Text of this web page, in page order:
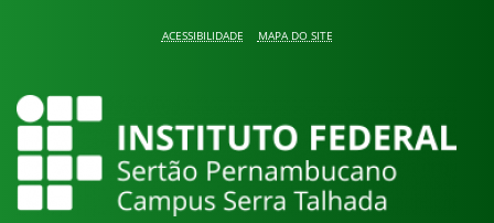
ACESSIBILIDADE MAPA DO SITE
Campus Serra Talhada